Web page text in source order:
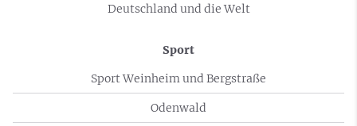
Deutschland und die Welt
Sport
Sport Weinheim und Bergstraße
Odenwald